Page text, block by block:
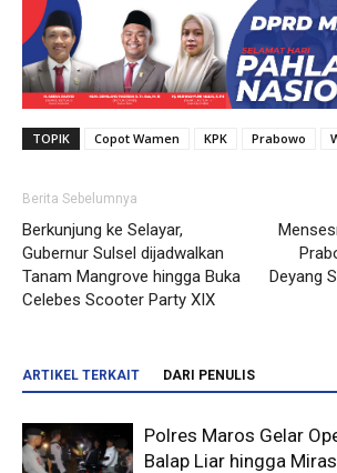
TOPIK Copot Wamen KPK Prabowo
Berita Sebelumnya
Berkunjung ke Selayar,
Gubernur Sulsel dijadwalkan
Tanam Mangrove hingga Buka
Celebes Scooter Party XIX
Deyang
ARTIKEL TERKAIT DARI PENULIS
Polres Maros Gelar
Balap Liar hingga